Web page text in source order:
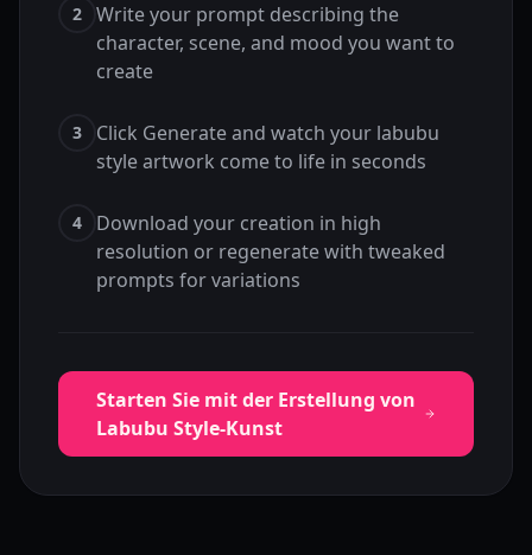
2
Write your prompt describing the
character, scene, and mood you want to
create
3
Click Generate and watch your labubu
style artwork come to life in seconds
4
Download your creation in high
resolution or regenerate with tweaked
prompts for variations
Starten Sie mit der Erstellung von
Labubu Style-Kunst